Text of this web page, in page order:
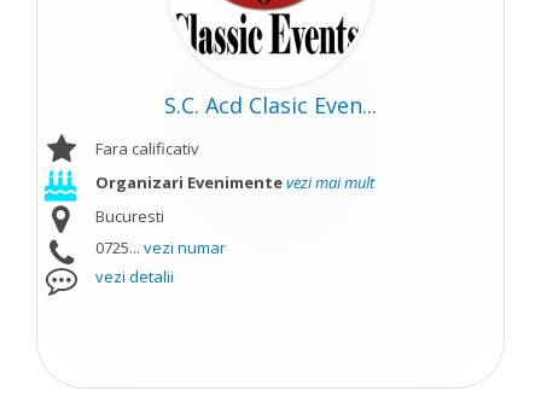
S.C. Acd Clasic Even...
Fara calificativ
Organizari Evenimentevezi mai mult
Bucuresti
0725... vezi numar
vezi detalii